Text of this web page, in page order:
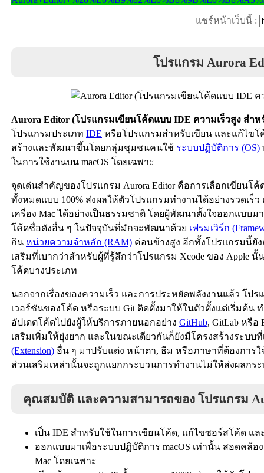
แชร์หน้าเว็บนี้ :
โปรแกรม Aurora
Aurora Editor (โปรแกรมเขียนโค้ดแบบ IDE ความเร็วสูง สำห
โปรแกรมประเภท IDE หรือโปรแกรมสำหรับเขียน และแก้ไข
สร้างและพัฒนาขึ้นโดยกลุ่มชุมชนคนใช้ ระบบปฏิบัติการ (OS)
ในการใช้งานบน macOS โดยเฉพาะ
จุดเด่นสำคัญของโปรแกรม Aurora Editor คือการเลือกเขียน
ทั้งหมดแบบ 100% ส่งผลให้ตัวโปรแกรมทำงานได้อย่างรวดเร็
เครื่อง Mac ได้อย่างเป็นธรรมชาติ โดยผู้พัฒนาตั้งใจออกแบบ
โค้ดชื่อดังอื่น ๆ ในปัจจุบันที่มักจะพัฒนาด้วย เฟรมเวิร์ก
กิน หน่วยความจำหลัก (RAM) ค่อนข้างสูง อีกทั้งโปรแกรมนี้ยั
เสริมที่เบากว่าสำหรับผู้ที่รู้สึกว่าโปรแกรม Xcode ของ Apple
โค้ดบางประเภท
นอกจากเรื่องของความเร็ว และการประหยัดพลังงานแล้ว โปร
เวอร์ชันของโค้ด หรือระบบ Git ติดตั้งมาให้ในตัวตั้งแต่เริ่มต้น
อัปเดตโค้ดไปยังผู้ให้บริการภายนอกอย่าง GitHub, GitLab หรือ
เสริมเพิ่มให้ยุ่งยาก และในขณะเดียวกันก็ยังมีโครงสร้างระบบ
(Extension) อื่น ๆ มาปรับแต่ง หน้าตา, ธีม หรือภาษาที่ต้องการ
ส่วนเสริมเหล่านั้นจะถูกแยกกระบวนการทำงานไม่ให้ส่งผลกร
คุณสมบัติ และความสามารถของ โปรแกรม
เป็น IDE สำหรับใช้ในการเขียนโค้ด, แก้ไขซอร์สโค้ด แล
ออกแบบมาเพื่อระบบปฏิบัติการ macOS เท่านั้น สอดคล้
Mac โดยเฉพาะ